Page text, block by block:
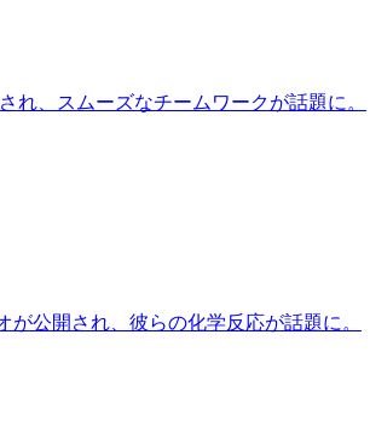
れ、スムーズなチームワークが話題に。
公開され、彼らの化学反応が話題に。